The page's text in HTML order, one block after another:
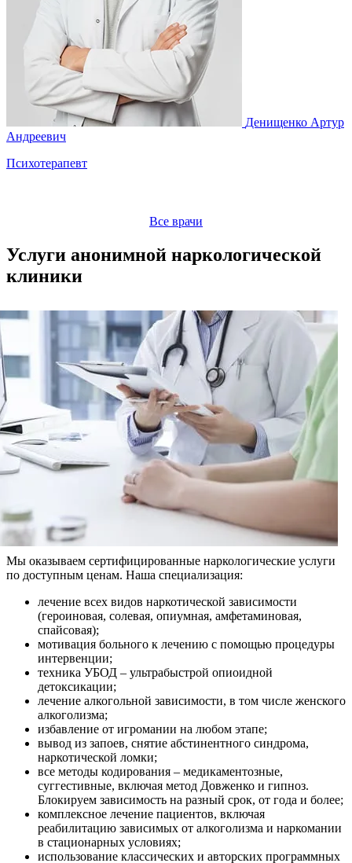
Денищенко Артур
Андреевич
Психотерапевт
Все врачи
Услуги анонимной наркологической
клиники
Мы оказываем сертифицированные наркологические услуги
по доступным ценам. Наша специализация:
лечение всех видов наркотической зависимости
(героиновая, солевая, опиумная, амфетаминовая,
спайсовая);
мотивация больного к лечению с помощью процедуры
интервенции;
техника УБОД – ультрабыстрой опиоидной
детоксикации;
лечение алкогольной зависимости, в том числе женского
алкоголизма;
избавление от игромании на любом этапе;
вывод из запоев, снятие абстинентного синдрома,
наркотической ломки;
все методы кодирования – медикаментозные,
суггестивные, включая метод Довженко и гипноз.
Блокируем зависимость на разный срок, от года и более;
комплексное лечение пациентов, включая
реабилитацию зависимых от алкоголизма и наркомании
в стационарных условиях;
использование классических и авторских программных